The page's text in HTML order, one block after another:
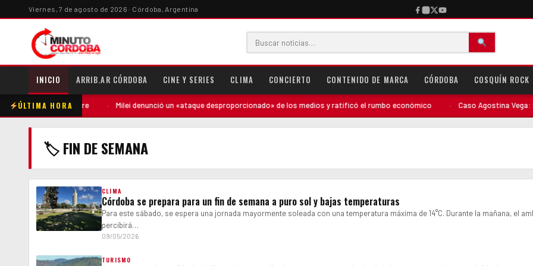
Viernes, 7 de agosto de 2026 · Córdoba, Argentina
INICIO ARRIB.AR CÓRDOBA CINE Y SERIES CLIMA CONCIERTO CONTENIDO DE MARCA CÓRDOBA COSQUÍN ROCK
ÚLTIMA HORA
contra la madre Milei denunció un «ataque desproporcionado» de los medios y ratificó el rumbo económico Caso Agostina Vega: El
🏷 FIN DE SEMANA
CLIMA
Córdoba se prepara para un fin de semana a puro sol y bajas temperaturas
Para este sábado, se espera una jornada mayormente soleada con una temperatura máxima de 14°C. Durante la mañana, el
percibirá…
09/05/2026
TURISMO